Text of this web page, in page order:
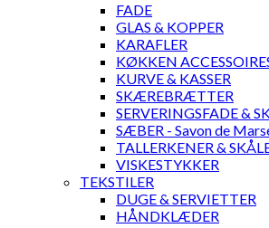
FADE
GLAS & KOPPER
KARAFLER
KØKKEN
KURVE & KASSER
SKÆREBRÆTTER
SERVERINGSFADE &
SÆBER - Savon de
TALLERKENER &
VISKESTYKKER
TEKSTILER
DUGE & SERVIETTER
HÅNDKLÆDER